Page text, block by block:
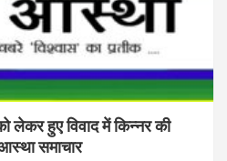
लेकर हुए विवाद में किन्नर की
समाचार